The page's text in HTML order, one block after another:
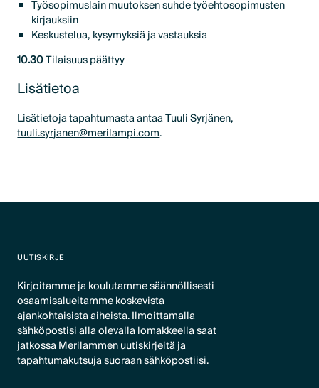
Työsopimuslain muutoksen suhde työehtosopimusten
kirjauksiin
Keskustelua, kysymyksiä ja vastauksia
10.30Tilaisuus päättyy
Lisätietoa
Lisätietoja tapahtumasta antaa Tuuli Syrjänen,
tuuli.syrjanen@merilampi.com.
UUTISKIRJE
Kirjoitamme ja koulutamme säännöllisesti
osaamisalueitamme koskevista
ajankohtaisista aiheista. Ilmoittamalla
sähköpostisi alla olevalla lomakkeella saat
jatkossa Merilammen uutiskirjeitä ja
tapahtumakutsuja suoraan sähköpostiisi.